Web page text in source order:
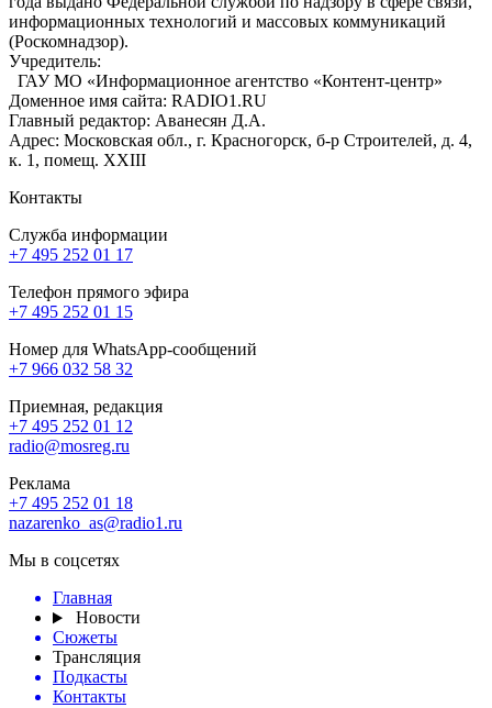
информационных технологий и массовых коммуникаций
(Роскомнадзор).
Учредитель:
ГАУ МО «Информационное агентство «Контент-центр»
Доменное имя сайта: RADIO1.RU
Главный редактор: Аванесян Д.А.
Адрес: Московская обл., г. Красногорск, б-р Строителей, д. 4,
к. 1, помещ. XXIII
Контакты
Служба информации
+7 495 252 01 17
Телефон прямого эфира
+7 495 252 01 15
Номер для WhatsApp-сообщений
+7 966 032 58 32
Приемная, редакция
+7 495 252 01 12
radio@mosreg.ru
Реклама
+7 495 252 01 18
nazarenko_as@radio1.ru
Мы в соцсетях
Главная
Новости
Сюжеты
Трансляция
Подкасты
Контакты